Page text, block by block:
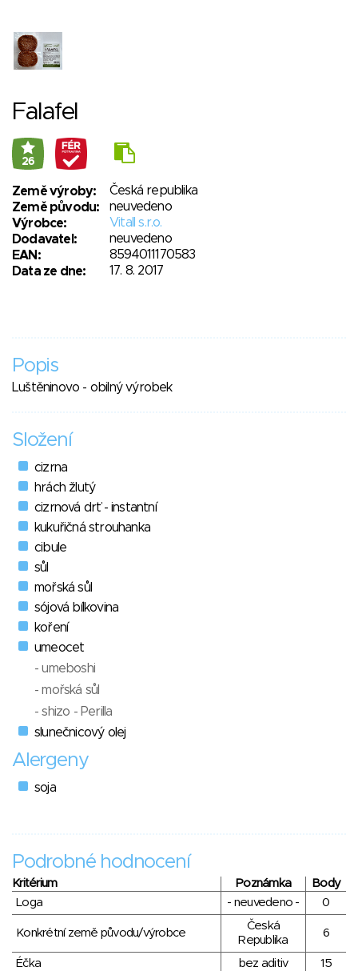
Falafel
26
Země výroby:
Česká republika
Země původu:
neuvedeno
Výrobce:
Vitall s.r.o.
Dodavatel:
neuvedeno
EAN:
8594011170583
Data ze dne:
17. 8. 2017
Popis
Luštěninovo - obilný výrobek
Složení
cizrna
hrách žlutý
cizrnová drť - instantní
kukuřičná strouhanka
cibule
sůl
mořská sůl
sójová bílkovina
koření
umeocet
- umeboshi
- mořská sůl
- shizo - Perilla
slunečnicový olej
Alergeny
soja
Podrobné hodnocení
Kritérium Poznámka
Body
Loga
- neuvedeno - 0
Konkrétní země původu/výrobce
Česká
Republika
6
Éčka bez aditiv
15